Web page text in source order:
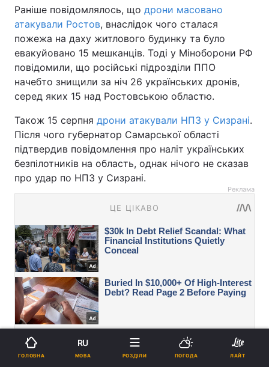
Раніше повідомлялось, що дрони масовано
атакували Ростов, внаслідок чого сталася
пожежа на даху житлового будинку та було
евакуйовано 15 мешканців. Тоді у Міноборони РФ
повідомили, що російські підрозділи ППО
начебто знищили за ніч 26 українських дронів,
серед яких 15 над Ростовською областю.
Також 15 серпня дрони атакували НПЗ у Сизрані.
Після чого губернатор Самарської області
підтвердив повідомлення про наліт українських
безпілотників на область, однак нічого не сказав
про удар по НПЗ у Сизрані.
Реклама
ГОЛОВНА
RU
МОВА РОЗДІЛИ ПОГОДА ЛАЙТ